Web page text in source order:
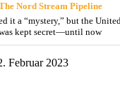
Nord Stream Pipeline
it a “mystery,” but the
kept secret—until now
Februar 2023